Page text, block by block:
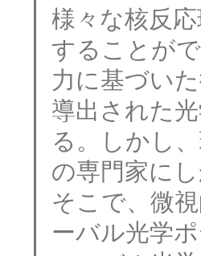
様々な核反
することが
力に基づい
導出された
る。しかし
の専門家に
そこで、微
ーバル光学